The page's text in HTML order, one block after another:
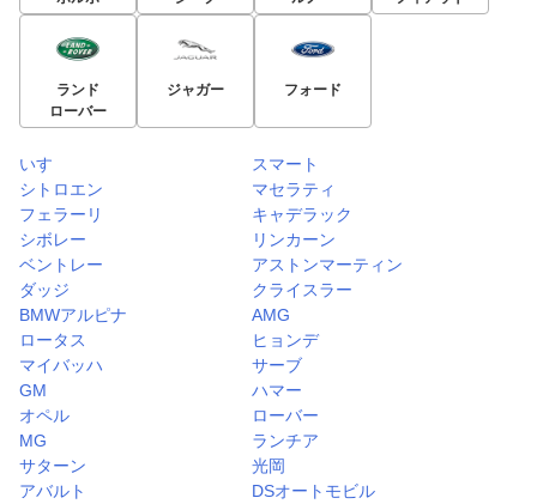
ランド
ローバー
ジャガー フォード
いすゞ
スマート
シトロエン
マセラティ
フェラーリ
キャデラック
シボレー
リンカーン
ベントレー
アストンマーティン
ダッジ
クライスラー
BMWアルピナ
AMG
ロータス
ヒョンデ
マイバッハ
サーブ
GM
ハマー
オペル
ローバー
MG
ランチア
サターン
光岡
アバルト
DSオートモビル